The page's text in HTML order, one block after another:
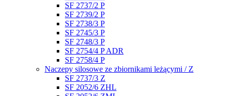
SF 2737/2 P
SF 2739/2 P
SF 2738/3 P
SF 2745/3 P
SF 2748/3 P
SF 2754/4 P ADR
SF 2758/4 P
Naczepy silosowe ze zbiornikami leżącymi / Z
SF 2737/3 Z
SF 2052/6 ZHL